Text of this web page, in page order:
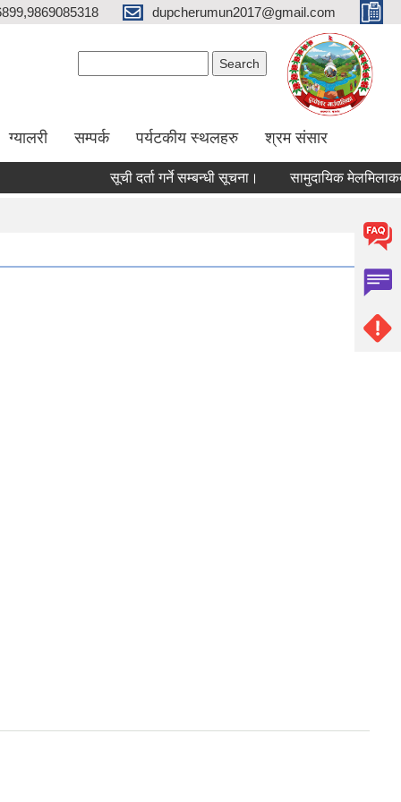
dupcherumun2017@gmail.com
ग्यालरी सम्पर्क पर्यटकीय स्थलहरु श्रम संसार
सूची दर्ता गर्ने सम्बन्धी सूचना। सामुदायिक मेलमिलाकर्ताको